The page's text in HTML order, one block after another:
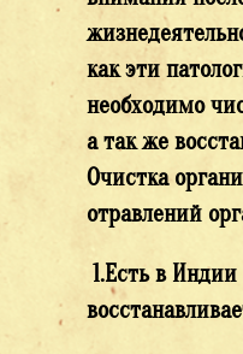
как эти
необходимо
а так же
Очистка
отравлений
1.Есть в